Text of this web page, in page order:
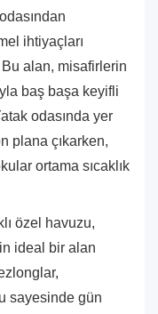
ihtiyaçları
Bu alan, misafirlerin
baş başa keyifli
odasında yer
plana çıkarken,
ortama sıcaklık
özel havuzu,
ideal bir alan
sayesinde gün